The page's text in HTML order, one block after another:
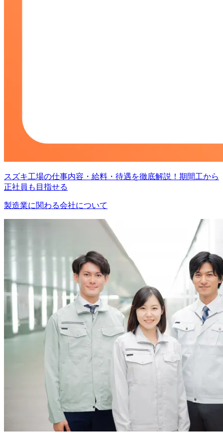
スズキ工場の仕事内容・給料・待遇を徹底解説！期間工から
正社員も目指せる
製造業に関わる会社について